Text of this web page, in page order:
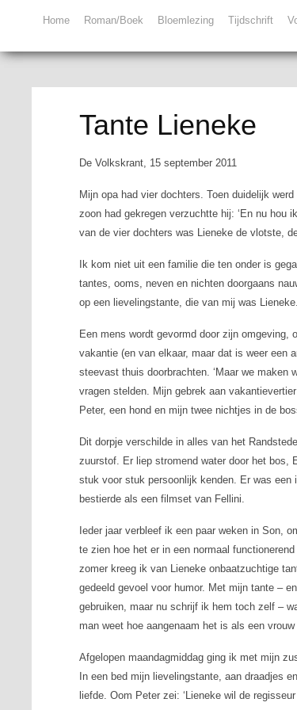
Home Roman/Boek Bloemlezing Tijdschrift
Tante Lieneke
De Volkskrant, 15 september 2011
Mijn opa had vier dochters. Toen duidelijk
zoon had gekregen verzuchtte hij: ‘En nu hou
van de vier dochters was Lieneke de vlotste,
Ik kom niet uit een familie die ten onder is
tantes, ooms, neven en nichten doorgaans
op een lievelingstante, die van mij was Lieneke.
Een mens wordt gevormd door zijn omgeving,
vakantie (en van elkaar, maar dat is weer een
steevast thuis doorbrachten. ‘Maar we maken
vragen stelden. Mijn gebrek aan
Peter, een hond en mijn twee nichtjes in de
Dit dorpje verschilde in alles van het
zuurstof. Er liep stromend water door het bos,
stuk voor stuk persoonlijk kenden. Er was een
bestierde als een filmset van Fellini.
Ieder jaar verbleef ik een paar weken in Son,
te zien hoe het er in een normaal
zomer kreeg ik van Lieneke onbaatzuchtige
gedeeld gevoel voor humor. Met mijn tante –
gebruiken, maar nu schrijf ik hem toch zelf –
man weet hoe aangenaam het is als een
Afgelopen maandagmiddag ging ik met mijn
In een bed mijn lievelingstante, aan draadjes
liefde. Oom Peter zei: ‘Lieneke wil de